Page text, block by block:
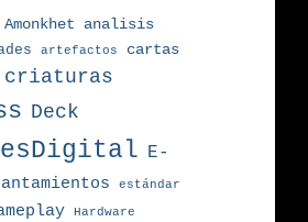
Amonkhet analisis
artefactos cartas
criaturas
Deck
E-
estándar
Hardware